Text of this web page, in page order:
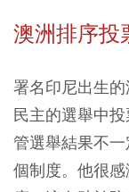
澳洲排序投
署名印尼出生
民主的選舉中
管選舉結果不
個制度。他很